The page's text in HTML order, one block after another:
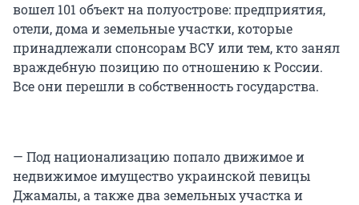
вошел 101 объект на полуострове: предприятия,
отели, дома и земельные участки, которые
принадлежали спонсорам ВСУ или тем, кто занял
враждебную позицию по отношению к России.
Все они перешли в собственность государства.
— Под национализацию попало движимое и
недвижимое имущество украинской певицы
Джамалы, а также два земельных участка и